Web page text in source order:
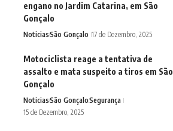
engano no Jardim Catarina, em São
Gonçalo
NoticiasSão Gonçalo 17 de Dezembro, 2025
Motociclista reage a tentativa de
assalto e mata suspeito a tiros em São
Gonçalo
NoticiasSão GonçaloSegurança
15 de Dezembro, 2025